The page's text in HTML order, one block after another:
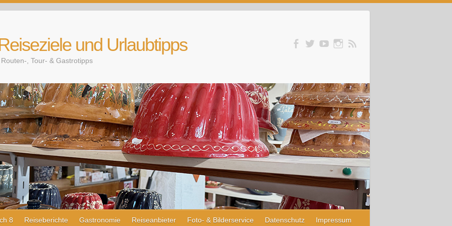
und Urlaubtipps
, Tour- & Gastrotipps
8 Reiseberichte Gastronomie Reiseanbieter Foto- & Bilderservice Datenschutz Impressum